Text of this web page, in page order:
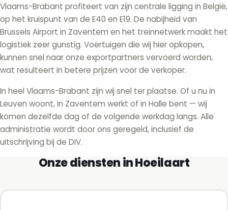
Vlaams-Brabant profiteert van zijn centrale ligging in België,
op het kruispunt van de E40 en E19. De nabijheid van
Brussels Airport in Zaventem en het treinnetwerk maakt het
logistiek zeer gunstig. Voertuigen die wij hier opkopen,
kunnen snel naar onze exportpartners vervoerd worden,
wat resulteert in betere prijzen voor de verkoper.
In heel Vlaams-Brabant zijn wij snel ter plaatse. Of u nu in
Leuven woont, in Zaventem werkt of in Halle bent — wij
komen dezelfde dag of de volgende werkdag langs. Alle
administratie wordt door ons geregeld, inclusief de
uitschrijving bij de DIV.
Onze diensten in Hoeilaart